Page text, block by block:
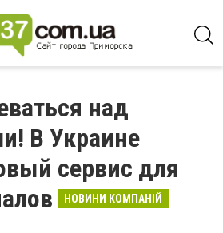
над
В Украине
сервис для
НОВИНИ КОМПАНІЙ